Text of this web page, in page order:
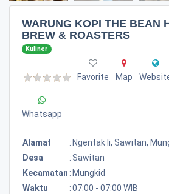
WARUNG KOPI THE BEAN
BREW & ROASTERS
Kuliner
Favorite Map
Whatsapp
Alamat : Ngentak Ii, Sawitan,
Desa
: Sawitan
Kecamatan : Mungkid
Waktu
:07:00 - 07:00 WIB